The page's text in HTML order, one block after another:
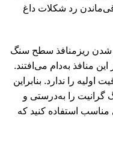
رد شکلات داغ
شدن ریزمنافذ سطح سنگ
منافذ به‌دام می‌افتند.
اولیه را ندارد. بنابراین
گرانیت را به‌درستی و
مناسب استفاده کنید که